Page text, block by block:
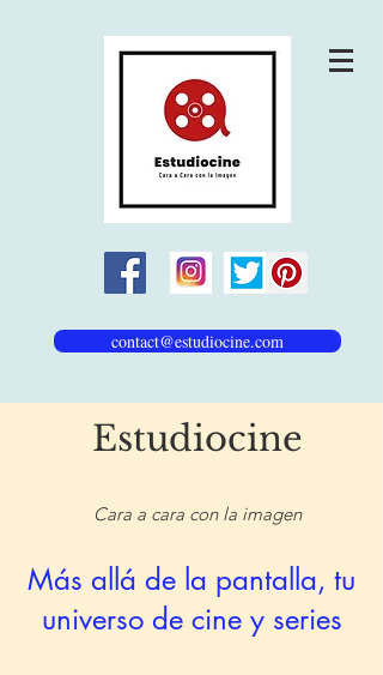
contact@estudiocine.com
Estudiocine
Cara a cara con la imagen
Más allá de la pantalla, tu
universo de cine y series